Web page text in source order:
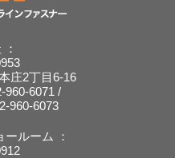
庄2丁目6-16
6071 /
960-6073
ルーム ：